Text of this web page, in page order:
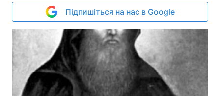
Підпишіться на нас в Google